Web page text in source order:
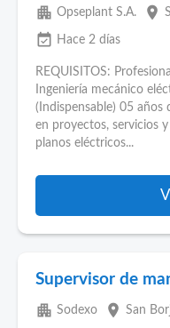
apartment Opseplant S.A. place
event_available Hace 2 días
REQUISITOS:
Ingeniería mecánico
(Indispensable) 05 años
en proyectos, servicios
planos eléctricos...
Supervisor de
apartment Sodexo place San